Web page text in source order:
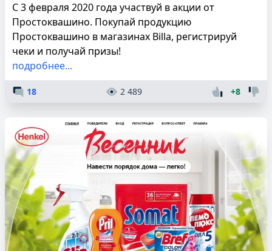
С 3 февраля 2020 года участвуй в акции от
Простоквашино. Покупай продукцию
Простоквашино в магазинах Billa, регистрируй
чеки и получай призы!
подробнее...
18 2 489 +8